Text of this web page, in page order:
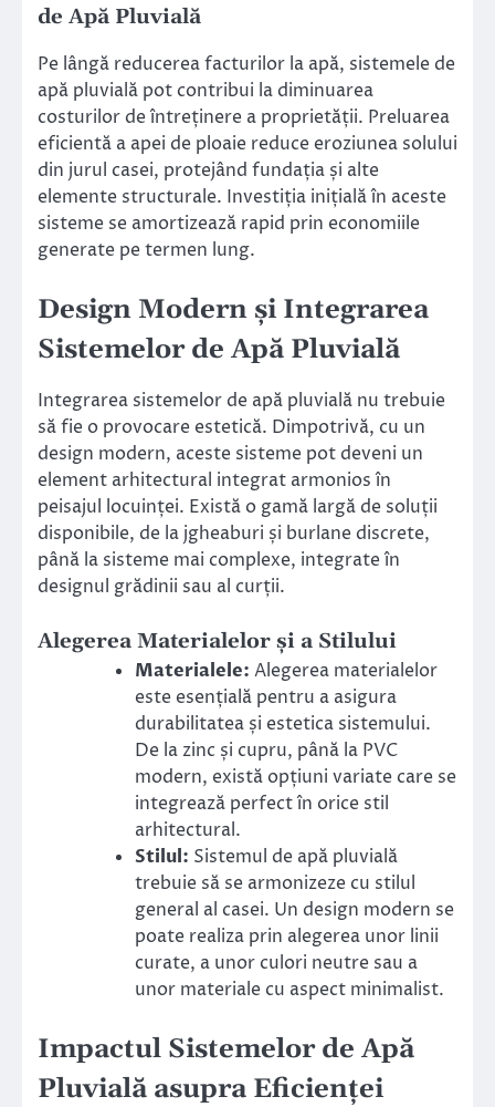
de Apă Pluvială
Pe lângă reducerea facturilor la apă, sistemele de
apă pluvială pot contribui la diminuarea
costurilor de întreținere a proprietății. Preluarea
eficientă a apei de ploaie reduce eroziunea solului
din jurul casei, protejând fundația și alte
elemente structurale. Investiția inițială în aceste
sisteme se amortizează rapid prin economiile
generate pe termen lung.
Design Modern și Integrarea
Sistemelor de Apă Pluvială
Integrarea sistemelor de apă pluvială nu trebuie
să fie o provocare estetică. Dimpotrivă, cu un
design modern, aceste sisteme pot deveni un
element arhitectural integrat armonios în
peisajul locuinței. Există o gamă largă de soluții
disponibile, de la jgheaburi și burlane discrete,
până la sisteme mai complexe, integrate în
designul grădinii sau al curții.
Alegerea Materialelor și a Stilului
Materialele: Alegerea materialelor
este esențială pentru a asigura
durabilitatea și estetica sistemului.
De la zinc și cupru, până la PVC
modern, există opțiuni variate care se
integrează perfect în orice stil
arhitectural.
Stilul: Sistemul de apă pluvială
trebuie să se armonizeze cu stilul
general al casei. Un design modern se
poate realiza prin alegerea unor linii
curate, a unor culori neutre sau a
unor materiale cu aspect minimalist.
Impactul Sistemelor de Apă
Pluvială asupra Eficienței